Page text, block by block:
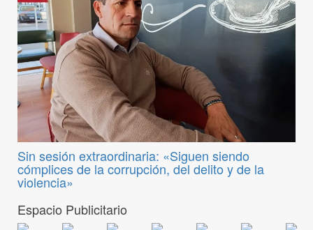
Sin sesión extraordinaria: «Siguen siendo
cómplices de la corrupción, del delito y de la
violencia»
Espacio Publicitario